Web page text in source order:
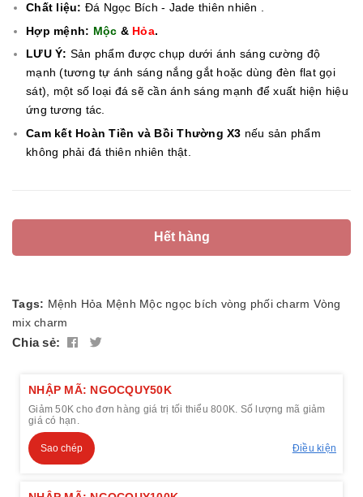
Chất liệu: Đá Ngọc Bích - Jade thiên nhiên .
Hợp mệnh: Mộc & Hỏa.
LƯU Ý: Sản phẩm được chụp dưới ánh sáng cường độ
mạnh (tương tự ánh sáng nắng gắt hoặc dùng đèn flat gọi
sát), một số loại đá sẽ cần ánh sáng mạnh để xuất hiện hiệu
ứng tương tác.
Cam kết Hoàn Tiền và Bồi Thường X3 nếu sản phẩm
không phải đá thiên nhiên thật.
Hết hàng
Tags: Mệnh Hỏa Mệnh Mộc ngọc bích vòng phối charm Vòng
mix charm
Chia sẻ:
NHẬP MÃ: NGOCQUY50K
Giảm 50K cho đơn hàng giá trị tối thiểu 800K. Số lượng mã giảm
giá có hạn.
Sao chép Điều kiện